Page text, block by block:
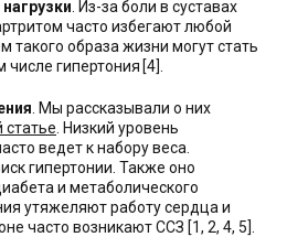
. Из-за боли в суставах
часто избегают любой
такого образа жизни могут стать
гипертония [4].
. Мы рассказывали о них
статье . Низкий уровень
ведет к набору веса.
гипертонии. Также оно
и метаболического
утяжеляют работу сердца и
часто возникают ССЗ [1, 2, 4, 5].